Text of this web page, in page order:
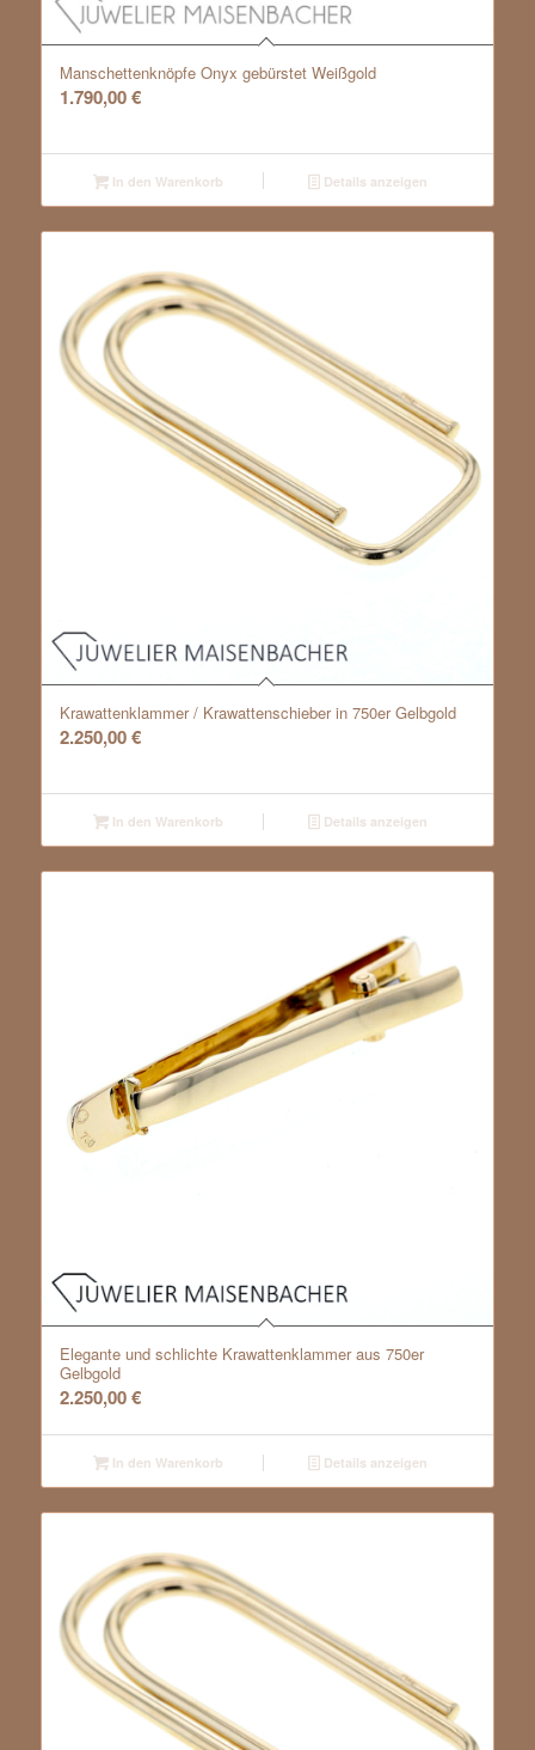
Manschettenknöpfe Onyx gebürstet Weißgold
1.790,00€
In den Warenkorb Details anzeigen
Krawattenklammer / Krawattenschieber in 750er Gelbgold
2.250,00€
In den Warenkorb Details anzeigen
Elegante und schlichte Krawattenklammer aus 750er
Gelbgold
2.250,00€
In den Warenkorb Details anzeigen